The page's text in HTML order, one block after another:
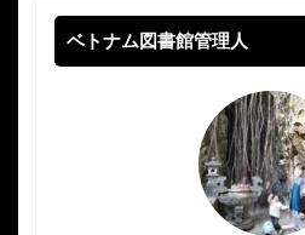
ベトナム図書館管理人